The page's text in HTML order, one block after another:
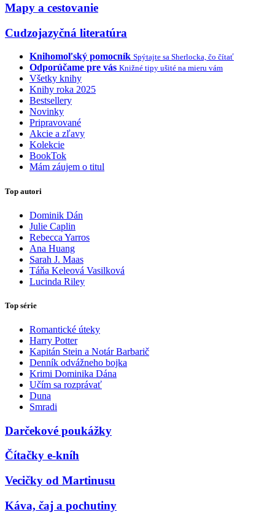
Mapy a cestovanie
Cudzojazyčná literatúra
Knihomoľský pomocník Spýtajte sa Sherlocka, čo čítať
Odporúčame pre vás Knižné tipy ušité na mieru vám
Všetky knihy
Knihy roka 2025
Bestsellery
Novinky
Pripravované
Akcie a zľavy
Kolekcie
BookTok
Mám záujem o titul
Top autori
Dominik Dán
Julie Caplin
Rebecca Yarros
Ana Huang
Sarah J. Maas
Táňa Keleová Vasilková
Lucinda Riley
Top série
Romantické úteky
Harry Potter
Kapitán Stein a Notár Barbarič
Denník odvážneho bojka
Krimi Dominika Dána
Učím sa rozprávať
Duna
Smradi
Darčekové poukážky
Čítačky e-kníh
Vecičky od Martinusu
Káva, čaj a pochutiny